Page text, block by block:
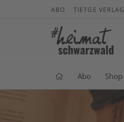
ABO TIETGE VERLAG
Abo Shop